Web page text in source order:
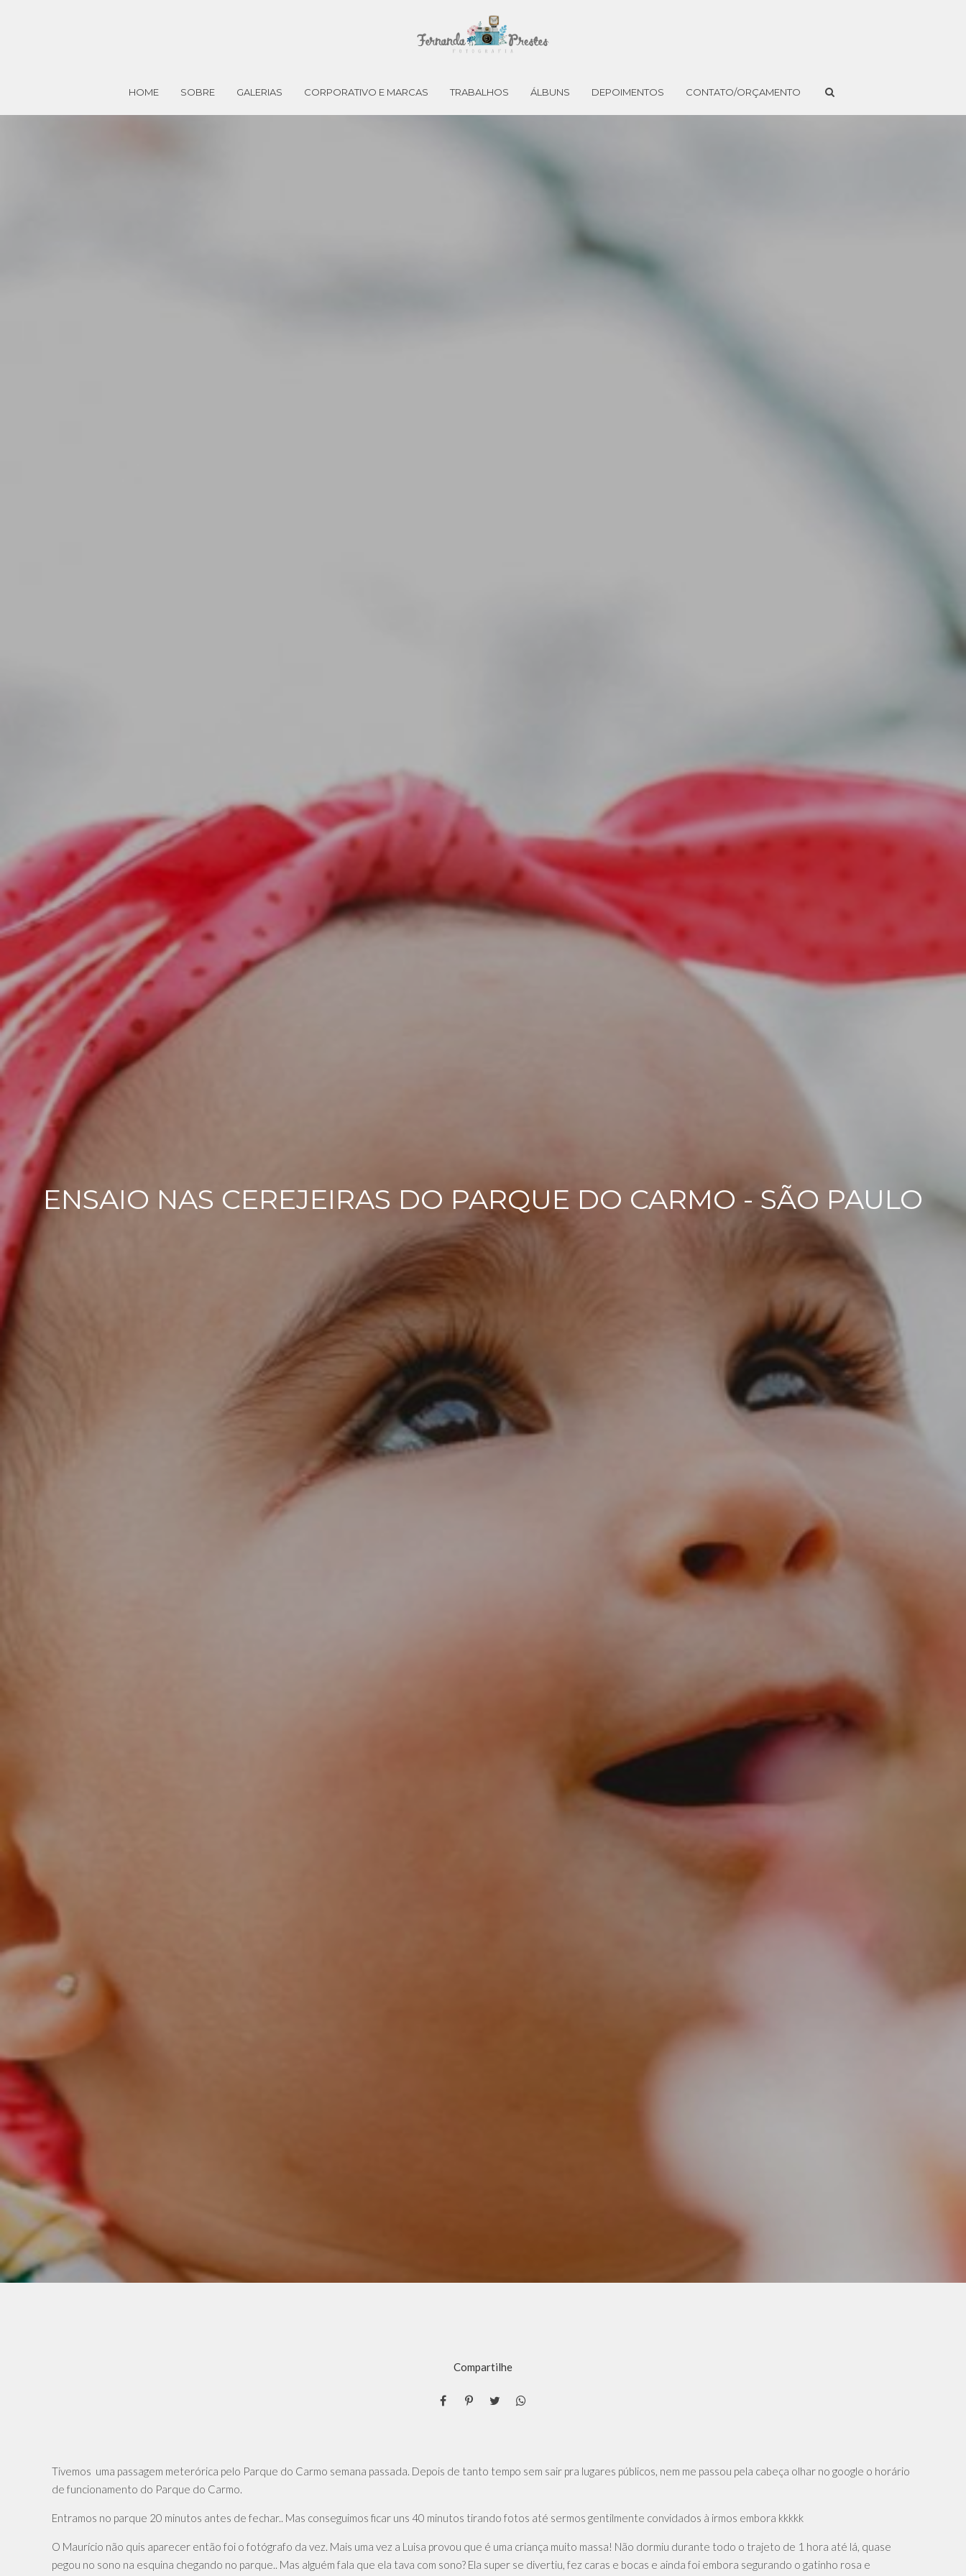
HOME SOBRE GALERIAS CORPORATIVO E MARCAS TRABALHOS ÁLBUNS DEPOIMENTOS CONTATO/ORÇAMENTO
ENSAIO NAS CEREJEIRAS DO PARQUE DO CARMO - SÃO PAULO
Compartilhe
Tivemos uma passagem meterórica pelo Parque do Carmo semana passada. Depois de tanto tempo sem sair pra lugares públicos, nem me passou pela cabeça olhar no google o horário
de funcionamento do Parque do Carmo.
Entramos no parque 20 minutos antes de fechar.. Mas conseguimos ficar uns 40 minutos tirando fotos até sermos gentilmente convidados à irmos embora kkkkk
O Maurício não quis aparecer então foi o fotógrafo da vez. Mais uma vez a Luisa provou que é uma criança muito massa! Não dormiu durante todo o trajeto de 1 hora até lá, quase
pegou no sono na esquina chegando no parque.. Mas alguém fala que ela tava com sono? Ela super se divertiu, fez caras e bocas e ainda foi embora segurando o gatinho rosa e